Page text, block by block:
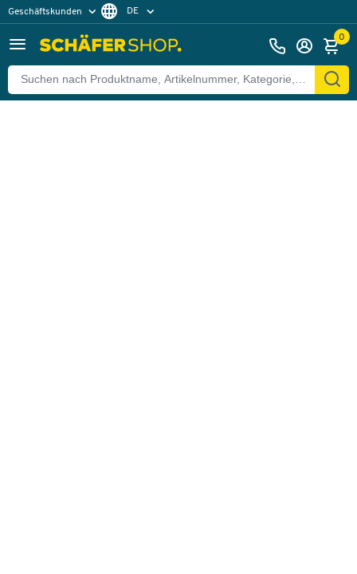
Geschäftskunden DE
0
Zurück